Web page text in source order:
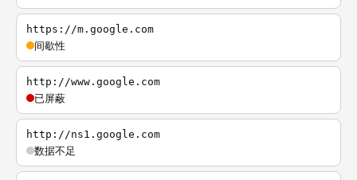
https://m.google.com
间歇性
http://www.google.com
已屏蔽
http://ns1.google.com
数据不足